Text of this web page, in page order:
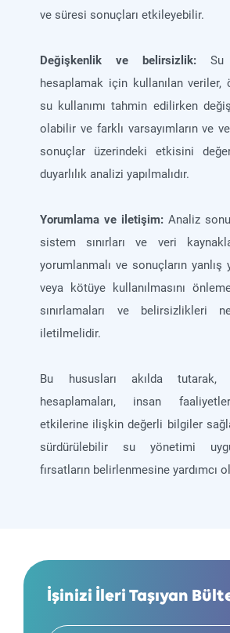
ve süresi sonuçları etkileyebilir.
Değişkenlik ve belirsizlik:
hesaplamak için kullanılan veriler,
su kullanımı tahmin edilirken
olabilir ve farklı varsayımların ve
sonuçlar üzerindeki etkisini
duyarlılık analizi yapılmalıdır.
Yorumlama ve iletişim: Analiz
sistem sınırları ve veri
yorumlanmalı ve sonuçların yanlış
veya kötüye kullanılmasını
sınırlamaları ve belirsizlikleri
iletilmelidir.
Bu hususları akılda
hesaplamaları, insan
etkilerine ilişkin değerli bilgiler
sürdürülebilir su yönetimi
fırsatların belirlenmesine yardımcı
İşinizi İleri Taşıyan